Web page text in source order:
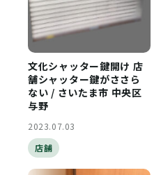
文化シャッター鍵開け 店
舗シャッター鍵がささら
ない / さいたま市 中央区
与野
2023.07.03
店舗